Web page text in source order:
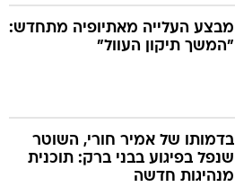
מבצע העלייה מאתיופיה מתחדש:
"המשך תיקון העוול"
בדמותו של אמיר חורי, השוטר
שנפל בפיגוע בבני ברק: תוכנית
מנהיגות חדשה